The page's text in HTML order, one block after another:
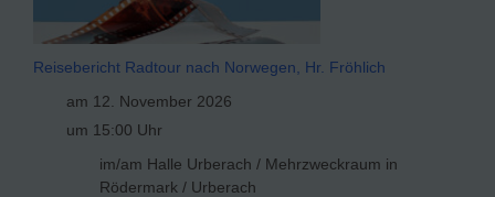
Reisebericht Radtour nach Norwegen, Hr. Fröhlich
am 12. November 2026
um 15:00 Uhr
im/am Halle Urberach / Mehrzweckraum in
Rödermark / Urberach